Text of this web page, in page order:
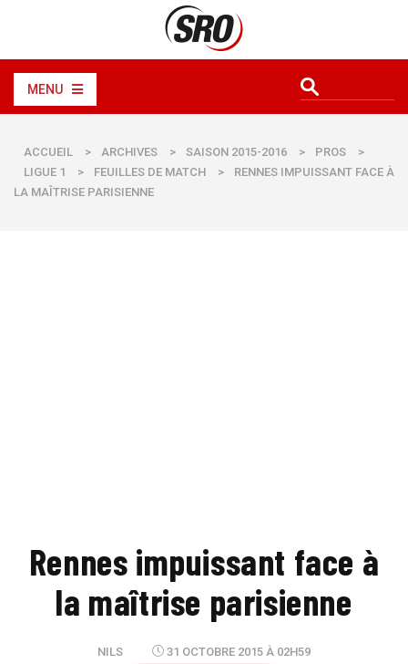
MENU
ACCUEIL > ARCHIVES > SAISON 2015-2016 > PROS
>
LIGUE 1
> FEUILLES DE MATCH >
RENNES IMPUISSANT FACE À
LA MAÎTRISE PARISIENNE
Rennes impuissant face à
la maîtrise parisienne
NILS 31 OCTOBRE 2015 À 02H59